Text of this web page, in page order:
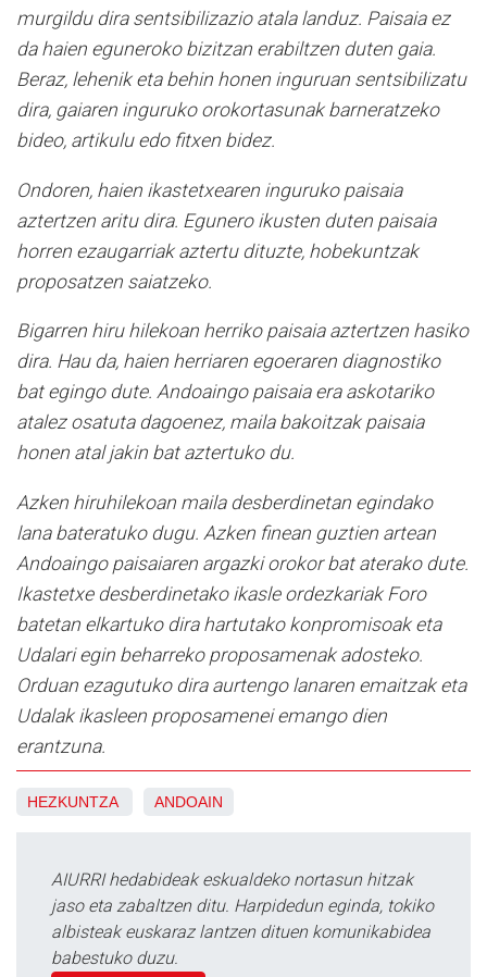
murgildu dira sentsibilizazio atala landuz. Paisaia ez
da haien eguneroko bizitzan erabiltzen duten gaia.
Beraz, lehenik eta behin honen inguruan sentsibilizatu
dira, gaiaren inguruko orokortasunak barneratzeko
bideo, artikulu edo fitxen bidez.
Ondoren, haien ikastetxearen inguruko paisaia
aztertzen aritu dira. Egunero ikusten duten paisaia
horren ezaugarriak aztertu dituzte, hobekuntzak
proposatzen saiatzeko.
Bigarren hiru hilekoan herriko paisaia aztertzen hasiko
dira. Hau da, haien herriaren egoeraren diagnostiko
bat egingo dute. Andoaingo paisaia era askotariko
atalez osatuta dagoenez, maila bakoitzak paisaia
honen atal jakin bat aztertuko du.
Azken hiruhilekoan maila desberdinetan egindako
lana bateratuko dugu. Azken finean guztien artean
Andoaingo paisaiaren argazki orokor bat aterako dute.
Ikastetxe desberdinetako ikasle ordezkariak Foro
batetan elkartuko dira hartutako konpromisoak eta
Udalari egin beharreko proposamenak adosteko.
Orduan ezagutuko dira aurtengo lanaren emaitzak eta
Udalak ikasleen proposamenei emango dien
erantzuna.
HEZKUNTZA ANDOAIN
AIURRI hedabideak eskualdeko nortasun hitzak
jaso eta zabaltzen ditu. Harpidedun eginda, tokiko
albisteak euskaraz lantzen dituen komunikabidea
babestuko duzu.